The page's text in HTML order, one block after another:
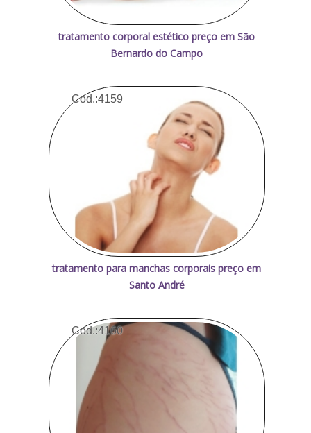
tratamento corporal estético preço em São
Bernardo do Campo
Cod.:4159
tratamento para manchas corporais preço em
Santo André
Cod.:4160